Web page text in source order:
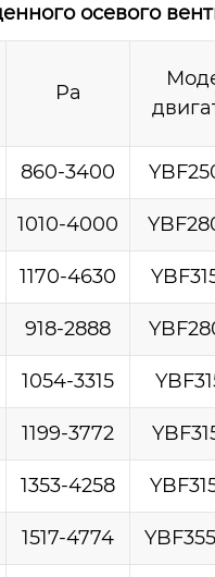
осевого
Pa
860-3400
1010-4000
1170-4630
918-2888
1054-3315
1199-3772
1353-4258
1517-4774